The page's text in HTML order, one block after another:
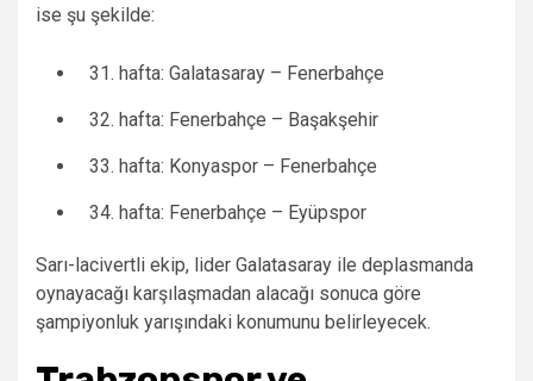
ise şu şekilde:
hafta: Galatasaray – Fenerbahçe
hafta: Fenerbahçe – Başakşehir
hafta: Konyaspor – Fenerbahçe
hafta: Fenerbahçe – Eyüpspor
Sarı-lacivertli ekip, lider Galatasaray ile deplasmanda
oynayacağı karşılaşmadan alacağı sonuca göre
şampiyonluk yarışındaki konumunu belirleyecek.